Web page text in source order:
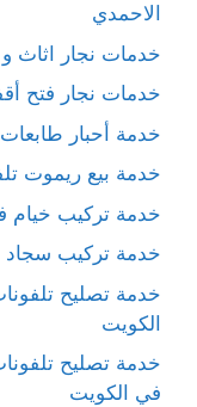
الاحمدي
خدمات نجار اثاث
خدمات نجار فتح
خدمة أحبار
خدمة بيع ريموت
خدمة تركيب خيام
خدمة تركيب سجاد
خدمة تصليح
الكويت
خدمة تصليح
في الكويت